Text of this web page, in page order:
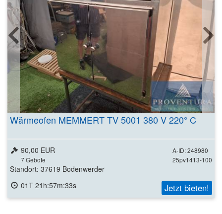
Wärmeofen MEMMERT TV 5001 380 V 220° C
A-ID: 248980
25pv1413-100
90,00 EUR
7Gebote
Standort: 37619 Bodenwerder
01T 21h:57m:31s
Jetzt bieten!